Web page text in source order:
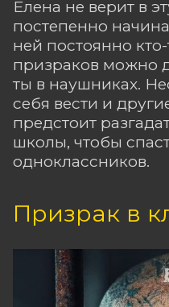
Елена не верит в
постепенно
ней постоянно
призраков можно
ты в наушниках.
себя вести и
предстоит
школы, чтобы
одноклассников.
Призрак в